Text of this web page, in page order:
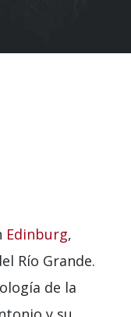
Edinburg,
Río Grande.
de la